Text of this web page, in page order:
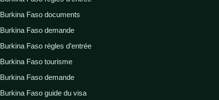
Burkina Faso documents
Burkina Faso demande
Burkina Faso règles d’entrée
Burkina Faso tourisme
Burkina Faso demande
Burkina Faso guide du visa